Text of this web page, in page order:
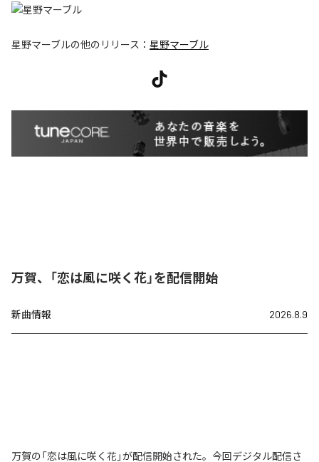
星野マーブルの他のリリース： 星野マーブル
万賀、「恋は風に咲く花」を配信開始
新曲情報 2026.8.9
万賀の「恋は風に咲く花」が配信開始された。今回デジタル配信さ